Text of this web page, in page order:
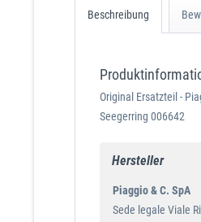
Beschreibung
Original Ersatzteil -
Seegerring 006642
Hersteller
Piaggio & C. SpA
Sede legale Viale